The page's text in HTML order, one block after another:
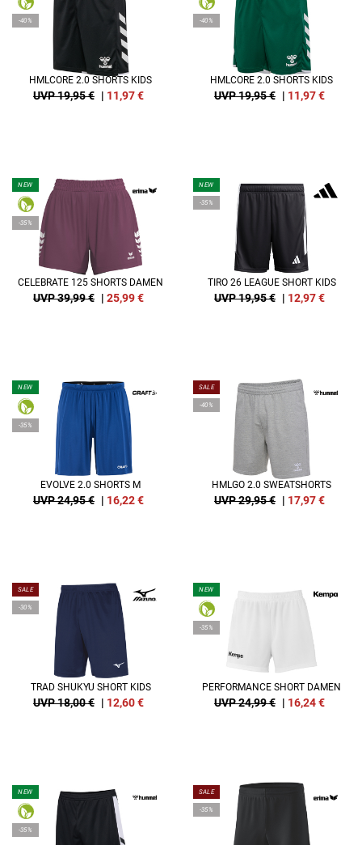
-40%
HMLCORE 2.0 SHORTS KIDS
UVP 19,95 € | 11,97€
-40%
HMLCORE 2.0 SHORTS KIDS
UVP 19,95 € | 11,97€
NEW
-35%
CELEBRATE 125 SHORTS DAMEN
UVP 39,99 € | 25,99€
NEW
-35%
TIRO 26 LEAGUE SHORT KIDS
UVP 19,95 € | 12,97€
NEW
-35%
EVOLVE 2.0 SHORTS M
UVP 24,95 € | 16,22€
SALE
-40%
HMLGO 2.0 SWEATSHORTS
UVP 29,95 € | 17,97€
SALE
-30%
TRAD SHUKYU SHORT KIDS
UVP 18,00 € | 12,60€
NEW
-35%
PERFORMANCE SHORT DAMEN
UVP 24,99 € | 16,24€
NEW
-35%
SALE
-35%